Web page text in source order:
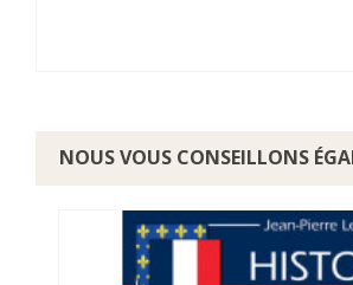
NOUS VOUS CONSEILLONS